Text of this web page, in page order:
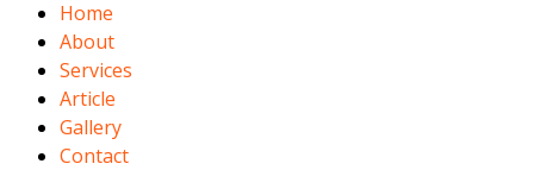
Home
About
Services
Article
Gallery
Contact